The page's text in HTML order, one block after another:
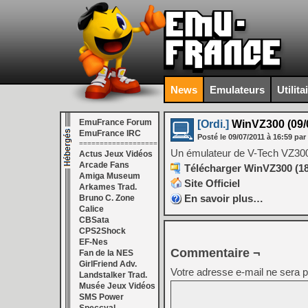
News Emulateurs
EmuFrance Forum
EmuFrance IRC
===================
Actus Jeux Vidéos
Arcade Fans
Amiga Museum
Arkames Trad.
Bruno C. Zone
Calice
CBSata
CPS2Shock
EF-Nes
Fan de la NES
GirlFriend Adv.
Landstalker Trad.
Musée Jeux Vidéos
SMS Power
[Ordi.] WinVZ300 (09/
Posté le 09/07/2011 à 16:59 par
Un émulateur de V-Tech
Télécharger WinVZ300
Site Officiel
En savoir plus…
Commentaire ¬
Votre adresse e-mail ne sera